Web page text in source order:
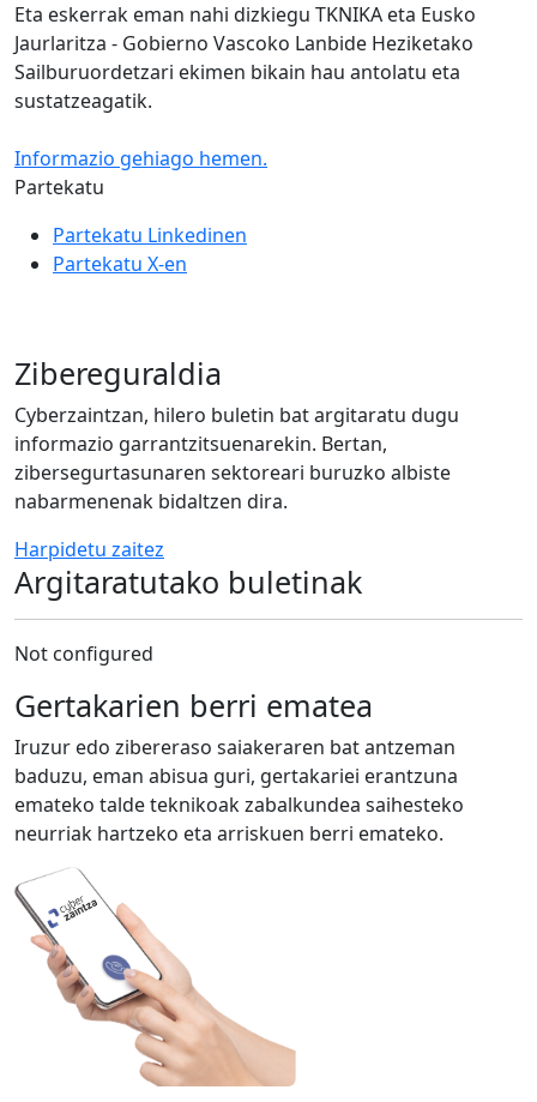
Eta eskerrak eman nahi dizkiegu TKNIKA eta Eusko
Jaurlaritza - Gobierno Vascoko Lanbide Heziketako
Sailburuordetzari ekimen bikain hau antolatu eta
sustatzeagatik.
Informazio gehiago hemen.
Partekatu
Partekatu Linkedinen
Partekatu X-en
Zibereguraldia
Cyberzaintzan, hilero buletin bat argitaratu dugu
informazio garrantzitsuenarekin. Bertan,
zibersegurtasunaren sektoreari buruzko albiste
nabarmenenak bidaltzen dira.
Harpidetu zaitez
Argitaratutako buletinak
Not configured
Gertakarien berri ematea
Iruzur edo zibereraso saiakeraren bat antzeman
baduzu, eman abisua guri, gertakariei erantzuna
emateko talde teknikoak zabalkundea saihesteko
neurriak hartzeko eta arriskuen berri emateko.